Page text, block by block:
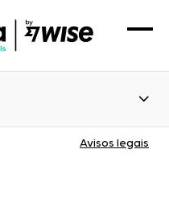
Avisos legais